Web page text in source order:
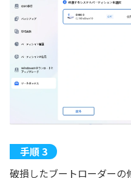
破損したブートローダー